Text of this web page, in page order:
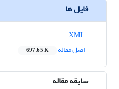
فایل ها
اصل مقاله
697.65 K
سابقه مقاله